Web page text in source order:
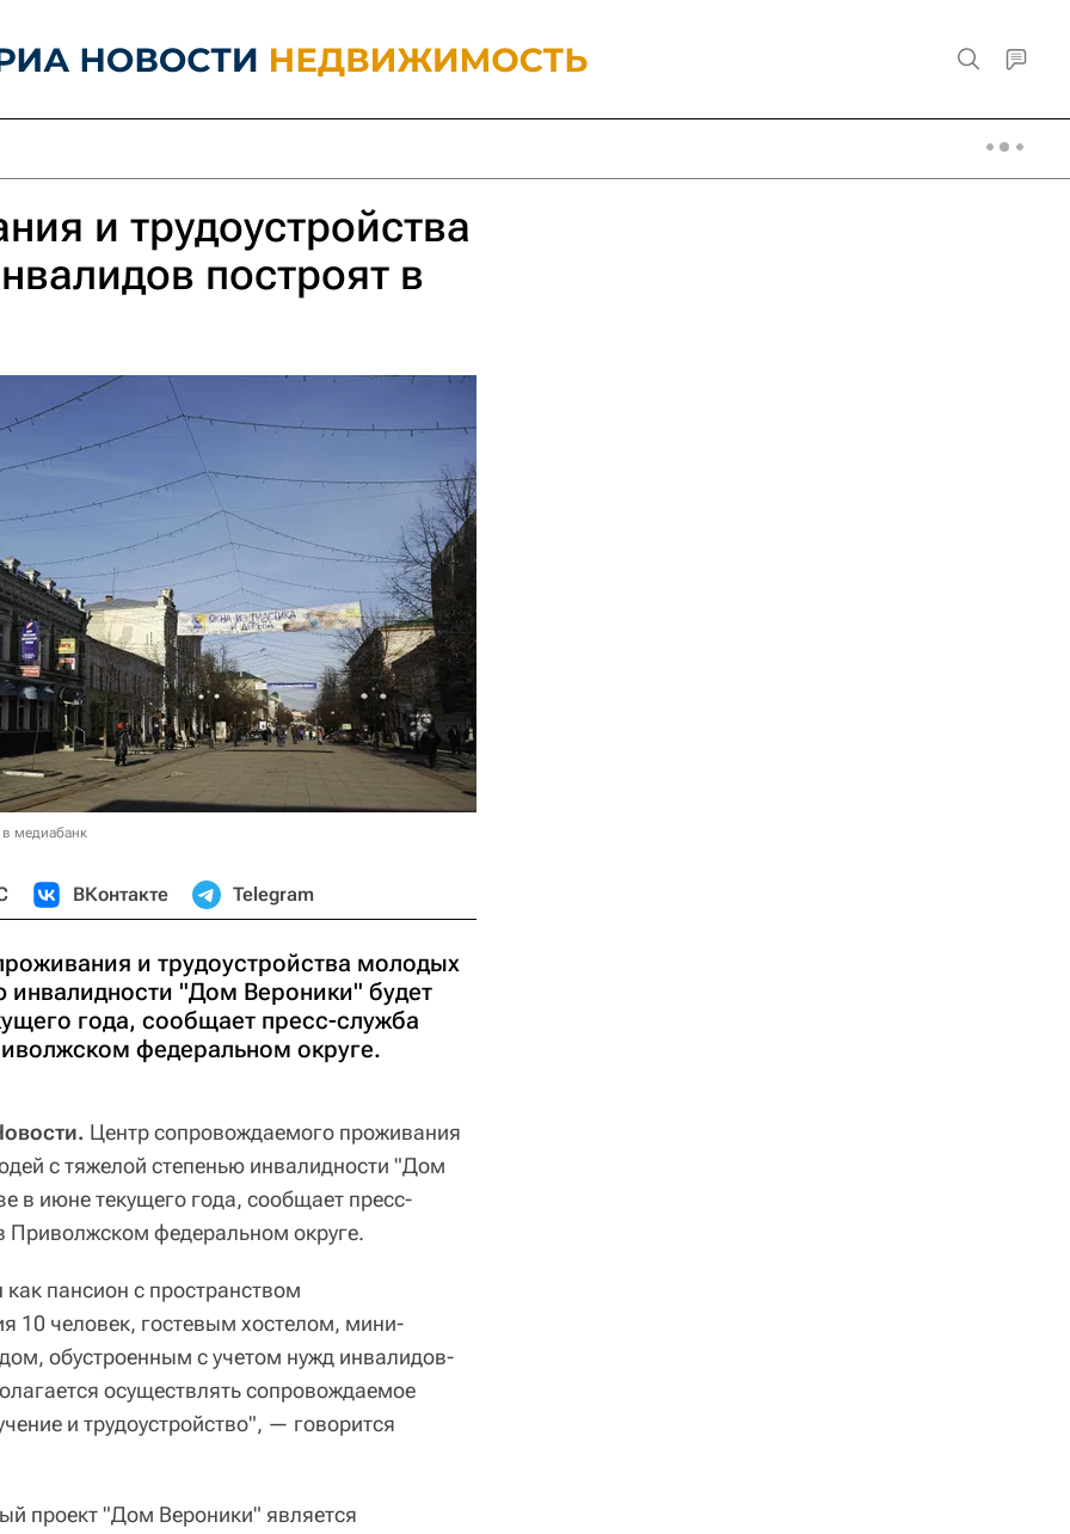
и трудоустройства
построят в
в медиабанк
ВКонтакте Telegram
и трудоустройства молодых
инвалидности "Дом Вероники" будет
года, сообщает пресс-служба
федеральном округе.
Центр сопровождаемого проживания
с тяжелой степенью инвалидности "Дом
в июне текущего года, сообщает пресс-
Приволжском федеральном округе.
пансион с пространством
10 человек, гостевым хостелом, мини-
обустроенным с учетом нужд инвалидов-
осуществлять сопровождаемое
и трудоустройство", — говорится
проект "Дом Вероники" является